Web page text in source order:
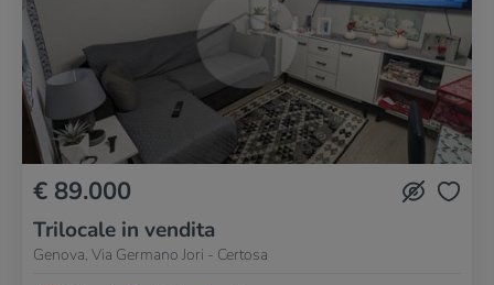
€ 89.000
Trilocale in vendita
Genova, Via Germano Jori - Certosa